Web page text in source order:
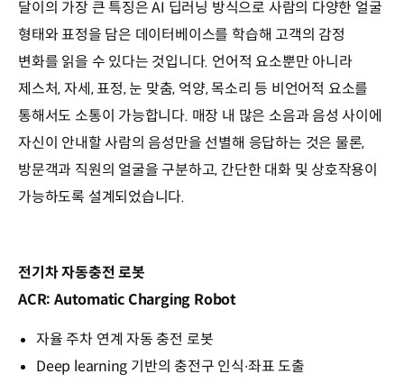
달이의 가장 큰 특징은 AI 딥러닝 방식으로 사람의 다양한 얼굴
형태와 표정을 담은 데이터베이스를 학습해 고객의 감정
변화를 읽을 수 있다는 것입니다. 언어적 요소뿐만 아니라
제스처, 자세, 표정, 눈 맞춤, 억양, 목소리 등 비언어적 요소를
통해서도 소통이 가능합니다. 매장 내 많은 소음과 음성 사이에
자신이 안내할 사람의 음성만을 선별해 응답하는 것은 물론,
방문객과 직원의 얼굴을 구분하고, 간단한 대화 및 상호작용이
가능하도록 설계되었습니다.
전기차 자동충전 로봇
ACR: Automatic Charging Robot
자율 주차 연계 자동 충전 로봇
Deep learning 기반의 충전구 인식∙좌표 도출